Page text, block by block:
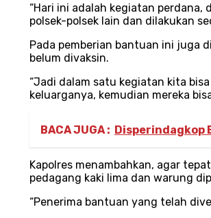
“Hari ini adalah kegiatan perdana,
polsek-polsek lain dan dilakukan
Pada pemberian bantuan ini juga
belum divaksin.
“Jadi dalam satu kegiatan kita
keluarganya, kemudian mereka
BACA JUGA : Disperindagkop
Kapolres menambahkan, agar
pedagang kaki lima dan warung
“Penerima bantuan yang telah